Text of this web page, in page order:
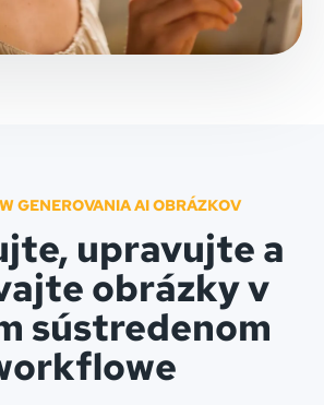
GENEROVANIA AI OBRÁZKOV
upravujte a
obrázky v
sústredenom